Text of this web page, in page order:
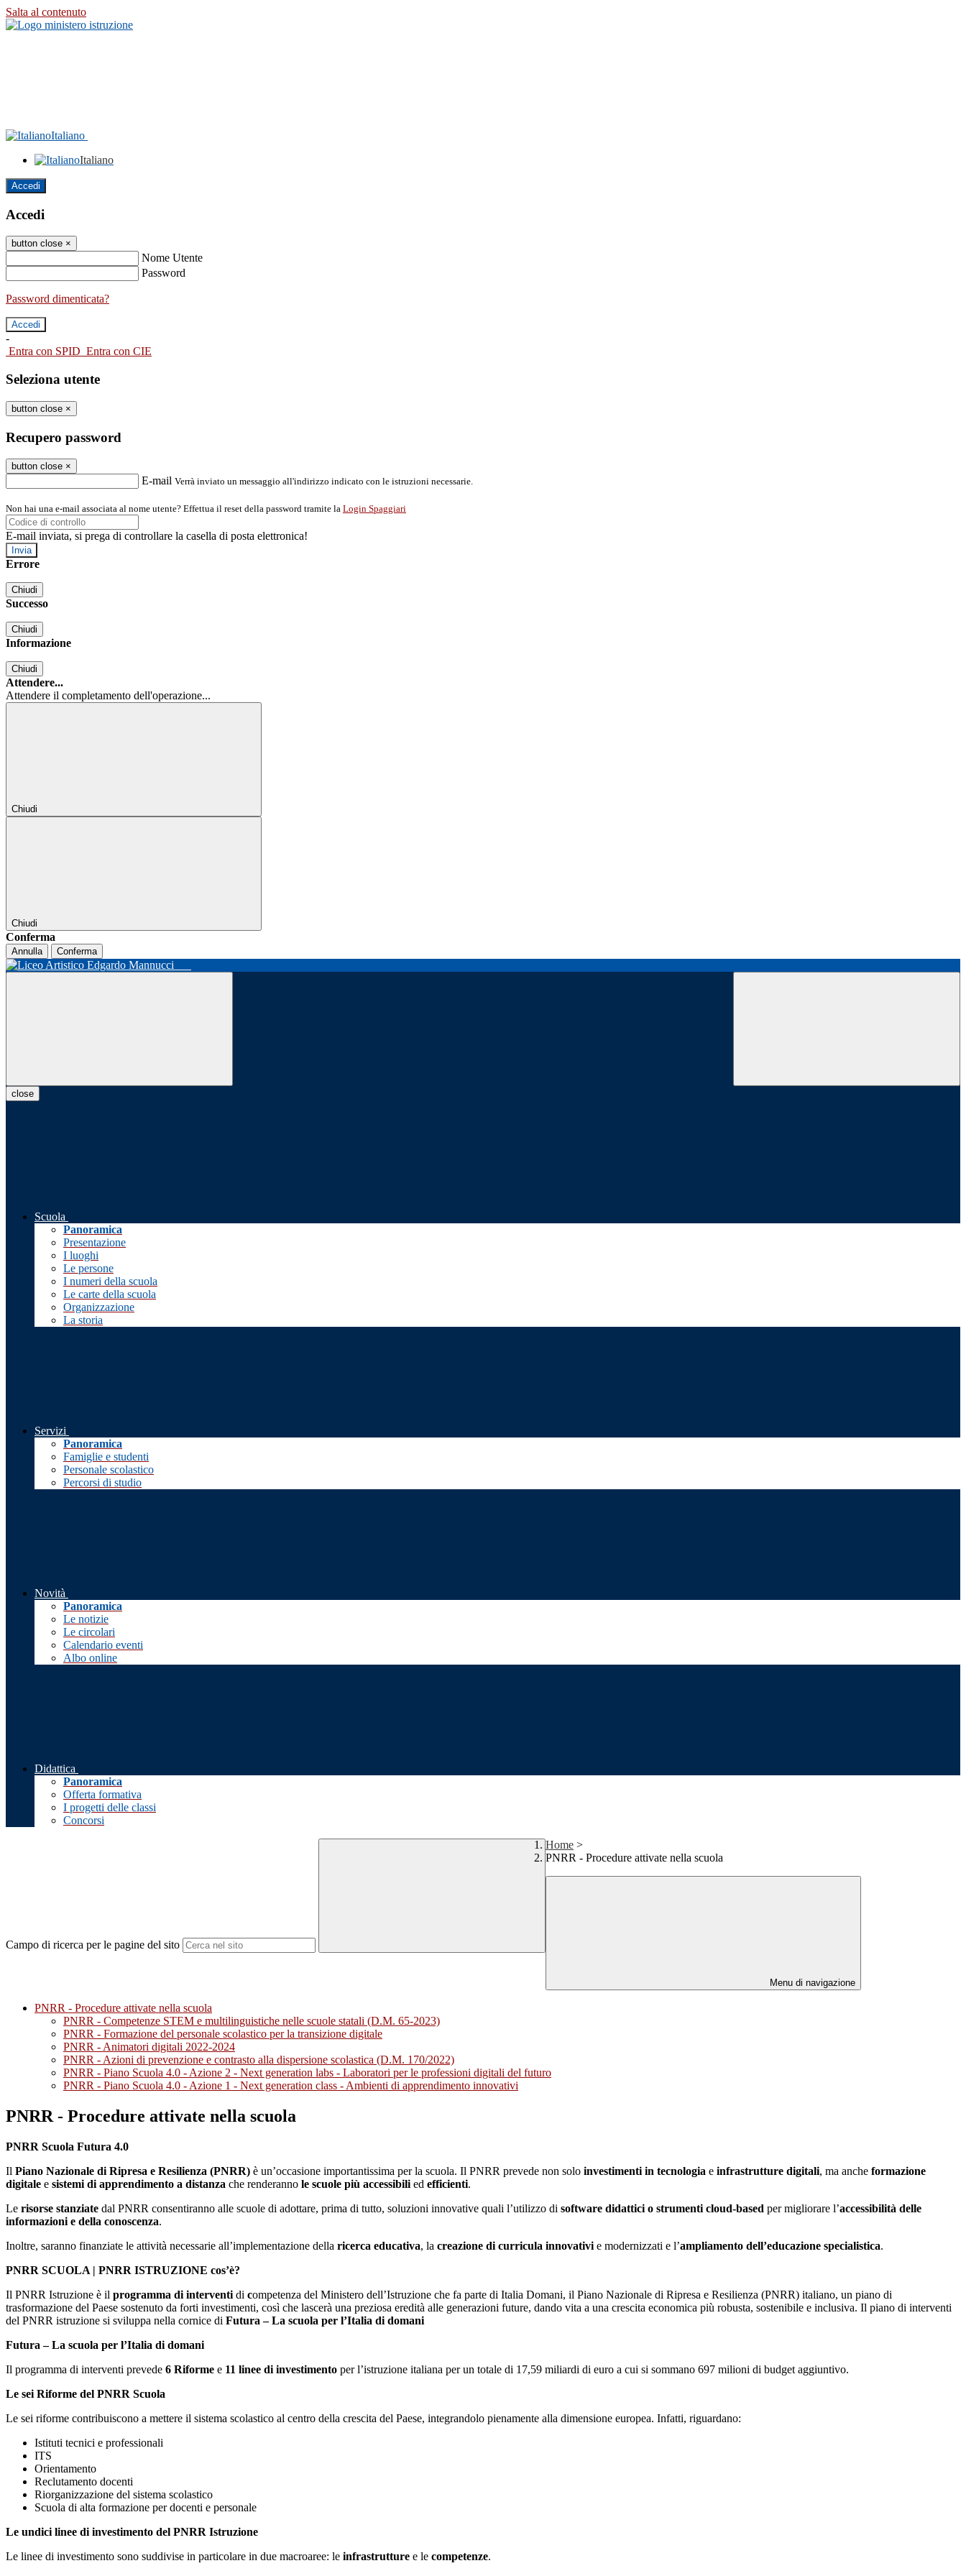
Salta al contenuto
Italiano
Italiano
Accedi
Accedi
button close ×
Nome Utente
Password
Password dimenticata?
-
Entra con SPID Entra con CIE
Seleziona utente
button close ×
Recupero password
button close ×
E-mail Verrà inviato un messaggio all'indirizzo indicato con le istruzioni necessarie.
Non hai una e-mail associata al nome utente? Effettua il reset della password tramite la Login Spaggiari
E-mail inviata, si prega di controllare la casella di posta elettronica!
Errore
Chiudi
Successo
Chiudi
Informazione
Chiudi
Attendere...
Attendere il completamento dell'operazione...
Chiudi
Chiudi
Conferma
Annulla Conferma
close
Scuola
Panoramica
Presentazione
I luoghi
Le persone
I numeri della scuola
Le carte della scuola
Organizzazione
La storia
Servizi
Panoramica
Famiglie e studenti
Personale scolastico
Percorsi di studio
Novità
Panoramica
Le notizie
Le circolari
Calendario eventi
Albo online
Didattica
Panoramica
Offerta formativa
I progetti delle classi
Concorsi
Campo di ricerca per le pagine del sito
Home >
PNRR - Procedure attivate nella scuola
Menu di navigazione
PNRR - Procedure attivate nella scuola
PNRR - Competenze STEM e multilinguistiche nelle scuole statali (D.M. 65-2023)
PNRR - Formazione del personale scolastico per la transizione digitale
PNRR - Animatori digitali 2022-2024
PNRR - Azioni di prevenzione e contrasto alla dispersione scolastica (D.M. 170/2022)
PNRR - Piano Scuola 4.0 - Azione 2 - Next generation labs - Laboratori per le professioni digitali del futuro
PNRR - Piano Scuola 4.0 - Azione 1 - Next generation class - Ambienti di apprendimento innovativi
PNRR - Procedure attivate nella scuola
PNRR Scuola Futura 4.0
Il Piano Nazionale di Ripresa e Resilienza (PNRR) è un’occasione importantissima per la scuola. Il PNRR prevede non solo investimenti in tecnologia e infrastrutture digitali, ma anche formazione
digitale e sistemi di apprendimento a distanza che renderanno le scuole più accessibili ed efficienti.
Le risorse stanziate dal PNRR consentiranno alle scuole di adottare, prima di tutto, soluzioni innovative quali l’utilizzo di software didattici o strumenti cloud-based per migliorare l’accessibilità delle
informazioni e della conoscenza.
Inoltre, saranno finanziate le attività necessarie all’implementazione della ricerca educativa, la creazione di curricula innovativi e modernizzati e l’ampliamento dell’educazione specialistica.
PNRR SCUOLA | PNRR ISTRUZIONE cos’è?
Il PNRR Istruzione è il programma di interventi di competenza del Ministero dell’Istruzione che fa parte di Italia Domani, il Piano Nazionale di Ripresa e Resilienza (PNRR) italiano, un piano di
trasformazione del Paese sostenuto da forti investimenti, così che lascerà una preziosa eredità alle generazioni future, dando vita a una crescita economica più robusta, sostenibile e inclusiva. Il piano di interventi
del PNRR istruzione si sviluppa nella cornice di Futura – La scuola per l’Italia di domani
Futura – La scuola per l’Italia di domani
Il programma di interventi prevede 6 Riforme e 11 linee di investimento per l’istruzione italiana per un totale di 17,59 miliardi di euro a cui si sommano 697 milioni di budget aggiuntivo.
Le sei Riforme del PNRR Scuola
Le sei riforme contribuiscono a mettere il sistema scolastico al centro della crescita del Paese, integrandolo pienamente alla dimensione europea. Infatti, riguardano:
Istituti tecnici e professionali
ITS
Orientamento
Reclutamento docenti
Riorganizzazione del sistema scolastico
Scuola di alta formazione per docenti e personale
Le undici linee di investimento del PNRR Istruzione
Le linee di investimento sono suddivise in particolare in due macroaree: le infrastrutture e le competenze.